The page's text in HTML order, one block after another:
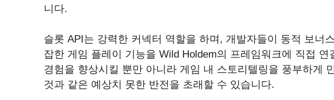
니다.
슬롯 API는 강력한 커넥터 역할을 하며, 개발자들이 동적 보너
잡한 게임 플레이 기능을 Wild Holdem의 프레임워크에 직접
경험을 향상시킬 뿐만 아니라 게임 내 스토리텔링을 풍부하게
것과 같은 예상치 못한 반전을 초래할 수 있습니다.